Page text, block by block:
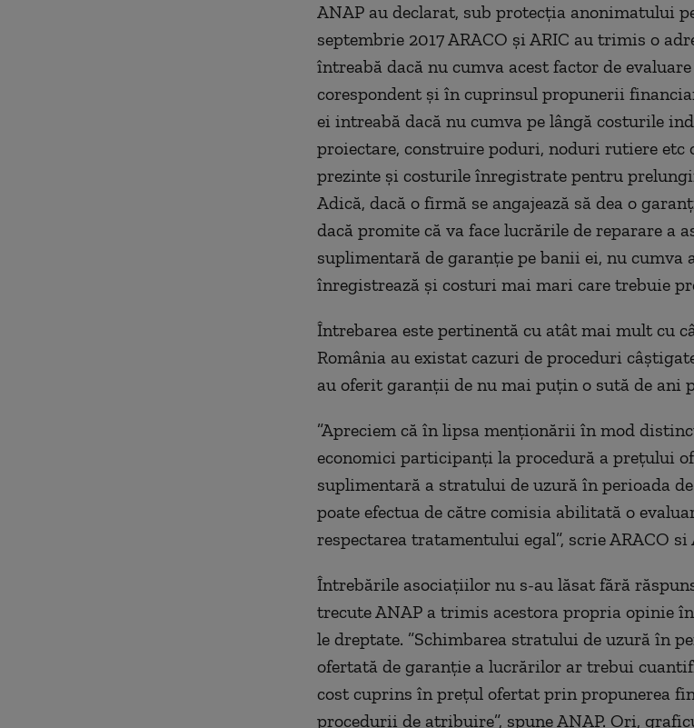
ANAP au declarat, sub protecția anonimatului
septembrie 2017 ARACO și ARIC au trimis o
întreabă dacă nu cumva acest factor de
corespondent și în cuprinsul propunerii
ei intreabă dacă nu cumva pe lângă costurile
proiectare, construire poduri, noduri rutiere etc
prezinte și costurile înregistrate pentru
Adică, dacă o firmă se angajează să dea o
dacă promite că va face lucrările de reparare a
suplimentară de garanție pe banii ei, nu cumva
înregistrează și costuri mai mari care trebuie
Întrebarea este pertinentă cu atât mai mult cu
România au existat cazuri de proceduri
au oferit garanții de nu mai puțin o sută de ani
”Apreciem că în lipsa menționării în mod
economici participanți la procedură a prețului
suplimentară a stratului de uzură în perioada
poate efectua de către comisia abilitată o
respectarea tratamentului egal”, scrie ARACO si
Întrebările asociațiilor nu s-au lăsat fără
trecute ANAP a trimis acestora propria opinie
le dreptate. ”Schimbarea stratului de uzură în
ofertată de garanție a lucrărilor ar trebui
cost cuprins în prețul ofertat prin propunerea
procedurii de atribuire”, spune ANAP. Ori,